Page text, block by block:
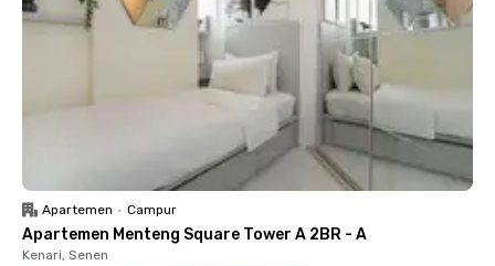
Apartemen • Campur
Apartemen Menteng Square Tower A 2BR - A
Kenari, Senen